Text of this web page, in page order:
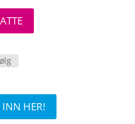
INN HER!